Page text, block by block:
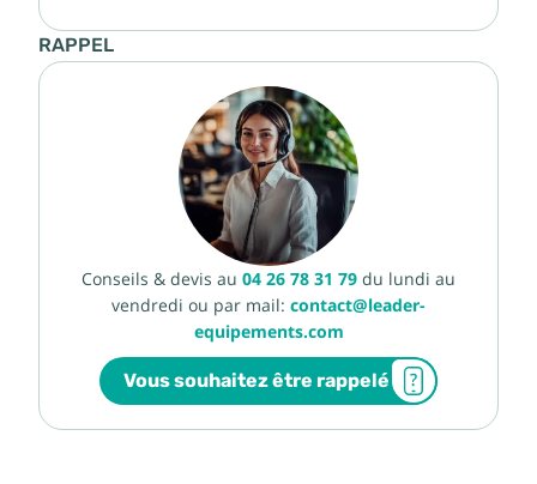
RAPPEL
Conseils & devis au 04 26 78 31 79 du lundi au
vendredi ou par mail: contact@leader-
equipements.com
Vous souhaitez être rappelé